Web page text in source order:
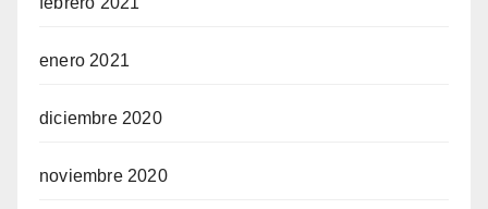
enero 2021
diciembre 2020
noviembre 2020